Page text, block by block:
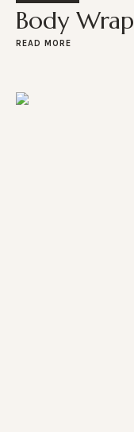
Body Wrap
READ MORE